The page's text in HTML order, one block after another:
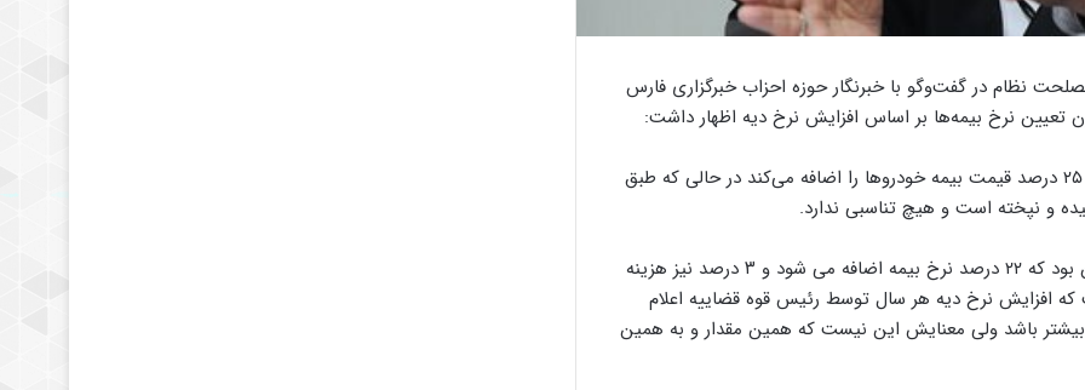
نظام در گفت‌وگو با خبرنگار حوزه احزاب خبرگزاری فارس
تعیین نرخ بیمه‌ها بر اساس افزایش نرخ دیه اظهار داشت:
بیمه مرکزی ایران اعلام کرد به دنبال افزایش قیمت دیه ۲۵ درصد قیمت بیمه خودروها را اضافه می‌کند در حالی که طبق
و نپخته است و هیچ تناسبی ندارد.
وی افزود: توضیحی که رئیس بیمه مرکزی ایران داد این بود که ۲۲ درصد نرخ بیمه اضافه می شود و ۳ درصد نیز هزینه
افزایش نرخ دیه هر سال توسط رئیس قوه قضاییه اعلام
۲۵ درصد یا کمتر و بیشتر باشد ولی معنایش این نیست که همین مقدار و به همین